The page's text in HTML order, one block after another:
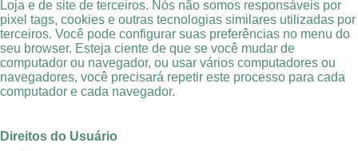
Loja e de site de terceiros. Nós não somos responsáveis por
pixel tags, cookies e outras tecnologias similares utilizadas por
terceiros. Você pode configurar suas preferências no menu do
seu browser. Esteja ciente de que se você mudar de
computador ou navegador, ou usar vários computadores ou
navegadores, você precisará repetir este processo para cada
computador e cada navegador.
Direitos do Usuário